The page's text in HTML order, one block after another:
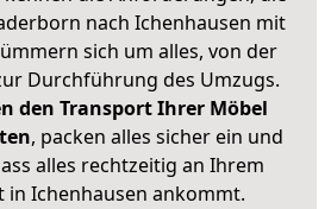
nach Ichenhausen mit
sich um alles, von der
Durchführung des Umzugs.
den Transport Ihrer Möbel
, packen alles sicher ein und
alles rechtzeitig an Ihrem
in Ichenhausen ankommt.